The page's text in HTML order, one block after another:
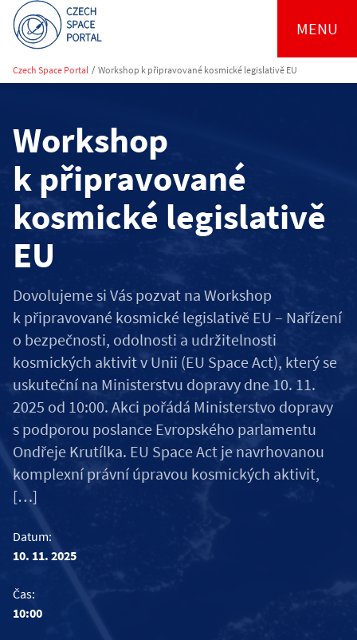
MENU
Czech Space Portal / Workshop k připravované kosmické legislativě EU
Workshop
k připravované
kosmické legislativě
EU
Dovolujeme si Vás pozvat na Workshop
k připravované kosmické legislativě EU – Nařízení
o bezpečnosti, odolnosti a udržitelnosti
kosmických aktivit v Unii (EU Space Act), který se
uskuteční na Ministerstvu dopravy dne 10. 11.
2025 od 10:00. Akci pořádá Ministerstvo dopravy
s podporou poslance Evropského parlamentu
Ondřeje Krutílka. EU Space Act je navrhovanou
komplexní právní úpravou kosmických aktivit,
[…]
Datum:
10. 11. 2025
Čas:
10:00